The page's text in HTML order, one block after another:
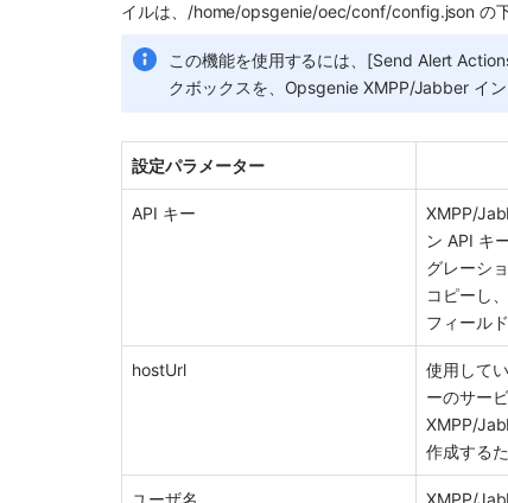
イルは、/home/opsgenie/oec/conf/config.json の下
この機能を使用するには、[Send Alert
クボックスを、 Opsgenie XMPP/Jabber イ
設定パラメーター
API キー XMPP/
ン API キ
グレーシ
コピーし
フィール
hostUrl 使用して
ーのサー
XMPP/
作成する
ユーザ名 XMPP/